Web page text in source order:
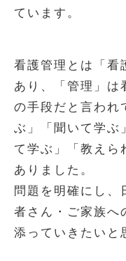
ています。
看護管理とは「看
あり、「管理」は
の手段だと言われ
ぶ」「聞いて学ぶ
て学ぶ」「教えら
ありました。
問題を明確にし、
者さん・ご家族へ
添っていきたいと